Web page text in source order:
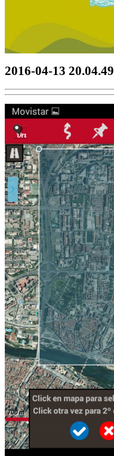
2016-04-13 20.04.49